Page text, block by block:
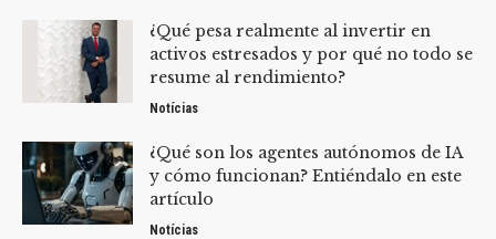
¿Qué pesa realmente al invertir en
activos estresados y por qué no todo se
resume al rendimiento?
Notícias
¿Qué son los agentes autónomos de IA
y cómo funcionan? Entiéndalo en este
artículo
Notícias